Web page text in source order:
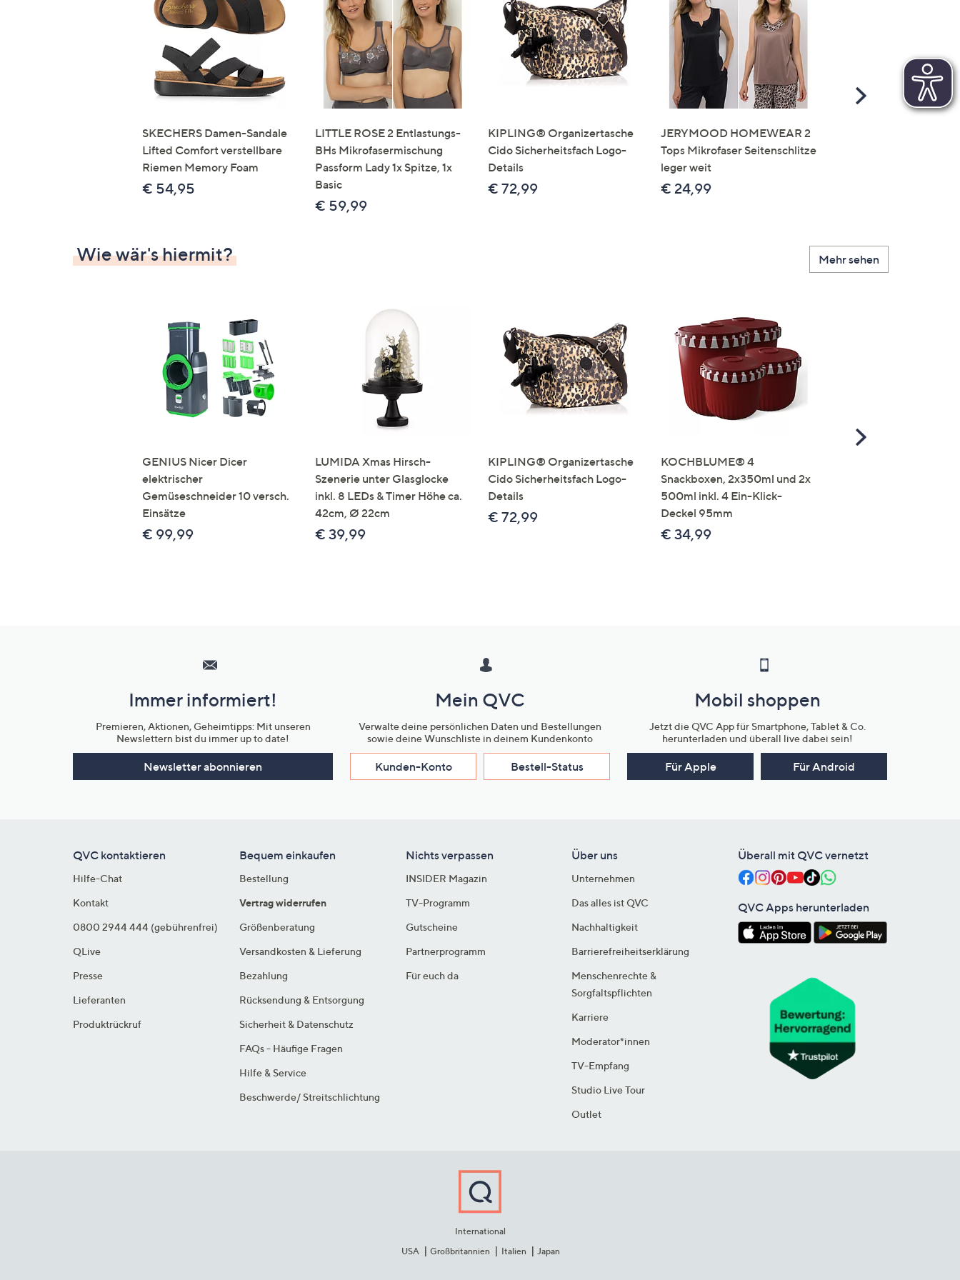
Touch-
Geräten
nach
links
bzw.
rechts,
um
diese
anzuzeigen.
SKECHERS Damen-Sandale
Lifted Comfort verstellbare
Riemen Memory Foam
€ 54,95
LITTLE ROSE 2 Entlastungs-
BHs Mikrofasermischung
Passform Lady 1x Spitze, 1x
Basic
€ 59,99
KIPLING® Organizertasche
Cido Sicherheitsfach Logo-
Details
€ 72,99
JERYMOOD HOMEWEAR 2
Tops Mikrofaser Seitenschlitze
leger weit
€ 24,99
Scroll
Wie wär's hiermit? Mehr sehen
GENIUS Nicer Dicer
elektrischer
Gemüseschneider 10 versch.
Einsätze
€ 99,99
LUMIDA Xmas Hirsch-
Szenerie unter Glasglocke
inkl. 8 LEDs & Timer Höhe ca.
42cm, Ø 22cm
€ 39,99
KIPLING® Organizertasche
Cido Sicherheitsfach Logo-
Details
€ 72,99
KOCHBLUME® 4
Snackboxen, 2x350ml und 2x
500ml inkl. 4 Ein-Klick-
Deckel 95mm
€ 34,99
Scroll
Unternehmensinformationen
Immer informiert!
Premieren, Aktionen, Geheimtipps: Mit unseren
Newslettern bist du immer up to date!
Newsletter abonnieren
Mein QVC
Verwalte deine persönlichen Daten und Bestellungen
sowie deine Wunschliste in deinem Kundenkonto
Kunden-Konto Bestell-Status
Mobil shoppen
Jetzt die QVC App für Smartphone, Tablet & Co.
herunterladen und überall live dabei sein!
Für Apple Für Android
QVC kontaktieren
Hilfe-Chat
Kontakt
0800 2944 444 (gebührenfrei)
QLive
Presse
Lieferanten
Produktrückruf
Bequem einkaufen
Bestellung
Vertrag widerrufen
Größenberatung
Versandkosten & Lieferung
Bezahlung
Rücksendung & Entsorgung
Sicherheit & Datenschutz
FAQs - Häufige Fragen
Hilfe & Service
Beschwerde/ Streitschlichtung
Nichts verpassen
INSIDER Magazin
TV-Programm
Gutscheine
Partnerprogramm
Für euch da
Über uns
Unternehmen
Das alles ist QVC
Nachhaltigkeit
Barrierefreiheitserklärung
Menschenrechte &
Sorgfaltspflichten
Karriere
Moderator*innen
TV-Empfang
Studio Live Tour
Outlet
Überall mit QVC vernetzt
QVC Apps herunterladen
International
USA
Großbritannien Italien Japan